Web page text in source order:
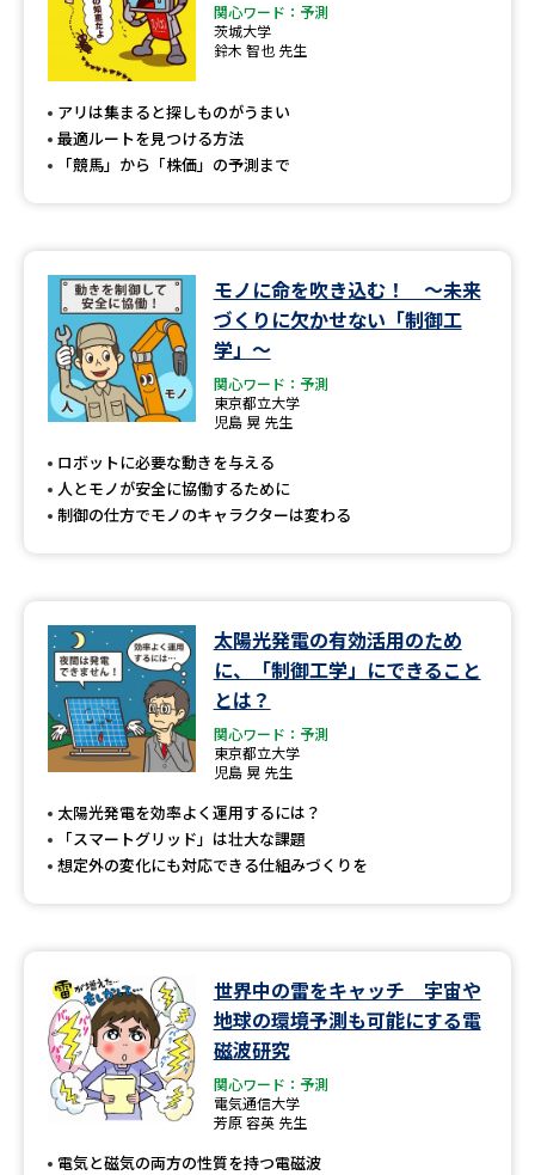
関心ワード：予測
茨城大学
鈴木 智也 先生
アリは集まると探しものがうまい
最適ルートを見つける方法
「競馬」から「株価」の予測まで
モノに命を吹き込む！ ～未来
づくりに欠かせない「制御工
学」～
関心ワード：予測
東京都立大学
児島 晃 先生
ロボットに必要な動きを与える
人とモノが安全に協働するために
制御の仕方でモノのキャラクターは変わる
太陽光発電の有効活用のため
に、「制御工学」にできること
とは？
関心ワード：予測
東京都立大学
児島 晃 先生
太陽光発電を効率よく運用するには？
「スマートグリッド」は壮大な課題
想定外の変化にも対応できる仕組みづくりを
世界中の雷をキャッチ 宇宙や
地球の環境予測も可能にする電
磁波研究
関心ワード：予測
電気通信大学
芳原 容英 先生
電気と磁気の両方の性質を持つ電磁波